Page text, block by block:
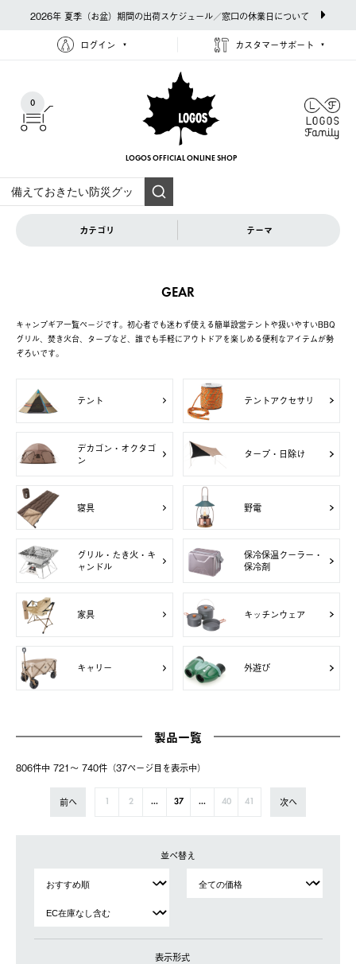
2026年 夏季（お盆）期間の出荷スケジュール／窓口の休業日について
ログイン カスタマーサポート
0
LOGOS OFFICIAL ONLINE SHOP
カテゴリ テーマ
GEAR
キャンプギア一覧ページです。初心者でも迷わず使える簡単設営テントや扱いやすいBBQ
グリル、焚き火台、タープなど、誰でも手軽にアウトドアを楽しめる便利なアイテムが勢
ぞろいです。
テント テントアクセサリ
デカゴン・オクタゴ
ン
タープ・日除け
寝具 野電
グリル・たき火・キ
ャンドル
保冷保温クーラー・
保冷剤
家具 キッチンウェア
キャリー 外遊び
製品一覧
806件中 721〜 740件（37ページ⽬を表⽰中）
前へ 2 ... 37 ... 40 41 次へ
並べ替え
表示形式